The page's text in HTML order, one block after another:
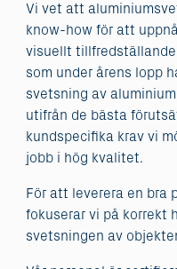
Vi vet att
know-how för att
visuellt
som under årens lopp
svetsning av
utifrån de bästa
kundspecifika krav vi
jobb i hög kvalitet.
För att leverera en bra
fokuserar vi på korrekt
svetsningen av